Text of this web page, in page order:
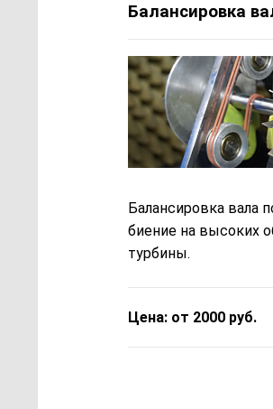
Балансировка
Балансировка вала
биение на высоких
турбины.
Цена: от 2000 руб.